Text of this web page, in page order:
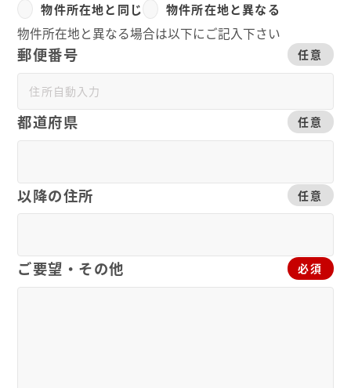
物件所在地と同じ 物件所在地と異なる
物件所在地と異なる場合は以下にご記入下さい
任意
郵便番号
任意
都道府県
任意
以降の住所
必須
ご要望・その他